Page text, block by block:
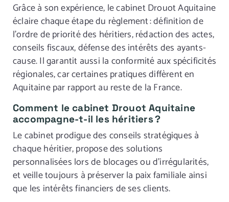
Grâce à son expérience, le cabinet Drouot Aquitaine
éclaire chaque étape du règlement : définition de
l’ordre de priorité des héritiers, rédaction des actes,
conseils fiscaux, défense des intérêts des ayants-
cause. Il garantit aussi la conformité aux spécificités
régionales, car certaines pratiques diffèrent en
Aquitaine par rapport au reste de la France.
Comment le cabinet Drouot Aquitaine
accompagne-t-il les héritiers ?
Le cabinet prodigue des conseils stratégiques à
chaque héritier, propose des solutions
personnalisées lors de blocages ou d’irrégularités,
et veille toujours à préserver la paix familiale ainsi
que les intérêts financiers de ses clients.